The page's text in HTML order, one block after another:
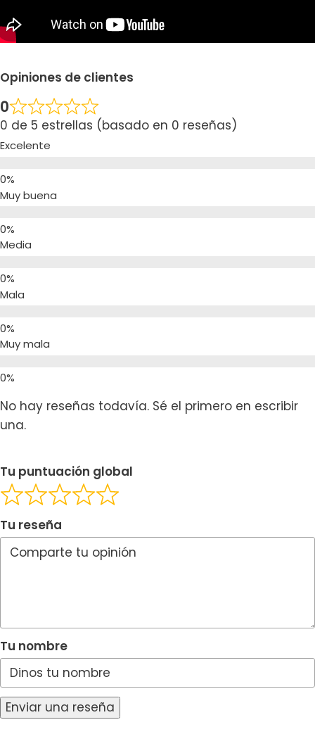
Opiniones de clientes
0
0 de 5 estrellas (basado en 0 reseñas)
Excelente
Muy buena
Media
Mala
Muy mala
No hay reseñas todavía. Sé el primero en escribir
una.
Tu puntuación global
Tu reseña
Tu nombre
Enviar una reseña